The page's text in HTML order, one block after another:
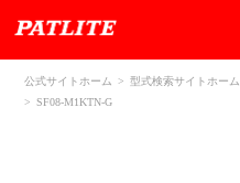
公式サイトホーム 型式検索サイトホーム
SF08-M1KTN-G